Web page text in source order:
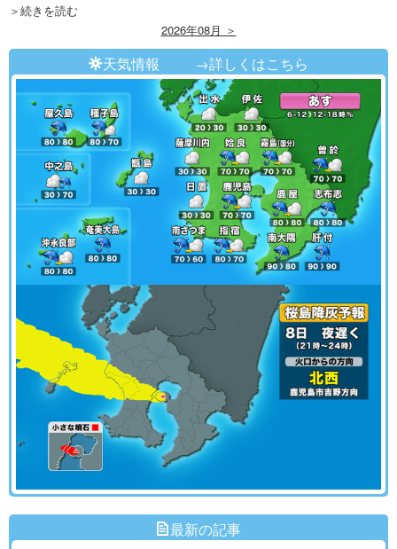
＞続きを読む
2026年08月 ＞
天気情報 →詳しくはこちら
最新の記事